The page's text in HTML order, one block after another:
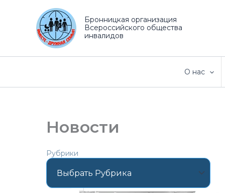
содержимому
Бронницкая организация
Всероссийского общества
инвалидов
О нас
Новости
Рубрики